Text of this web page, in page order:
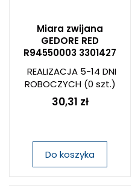
Miara zwijana
GEDORE RED
R94550003 3301427
REALIZACJA 5-14 DNI
ROBOCZYCH(0 szt.)
30,31 zł
Do koszyka